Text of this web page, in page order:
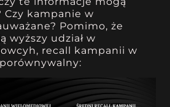
Czy kampanie w
Pomimo, że
wyższy udział w
recall kampanii w